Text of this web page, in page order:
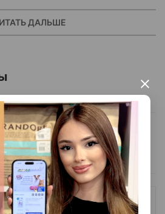
×
и домашнего
Литва.
ДАЛЬШЕ
COAT NOURISHING SHAMPOO